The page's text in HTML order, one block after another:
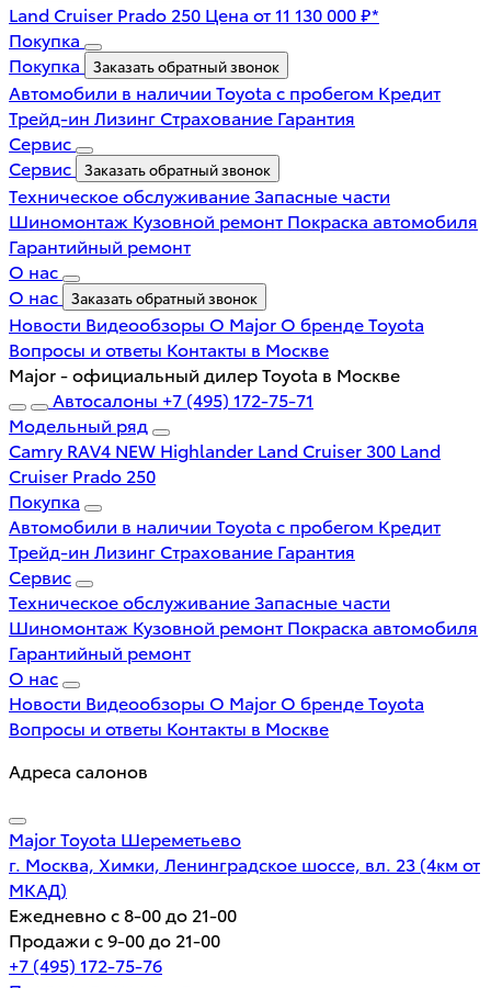
Land Cruiser Prado 250 Цена от 11 130 000 ₽*
Покупка
Покупка
Заказать обратный звонок
Автомобили в наличии Toyota с пробегом Кредит
Трейд-ин Лизинг Страхование Гарантия
Сервис
Сервис
Заказать обратный звонок
Техническое обслуживаниеЗапасные части
Шиномонтаж Кузовной ремонт Покраска автомобиля
Гарантийный ремонт
О нас
О нас
Заказать обратный звонок
Новости Видеообзоры О Major О бренде Toyota
Вопросы и ответы Контакты в Москве
Major - официальный дилер Toyota в Москве
Автосалоны +7 (495) 172-75-71
Модельный ряд
Camry RAV4 NEW Highlander Land Cruiser 300 Land
Cruiser Prado 250
Покупка
Автомобили в наличии Toyota с пробегом Кредит
Трейд-ин Лизинг Страхование Гарантия
Сервис
Техническое обслуживаниеЗапасные части
Шиномонтаж Кузовной ремонт Покраска автомобиля
Гарантийный ремонт
О нас
Новости Видеообзоры О Major О бренде Toyota
Вопросы и ответы Контакты в Москве
Адреса салонов
Major Toyota Шереметьево
г. Москва, Химки, Ленинградское шоссе, вл. 23 (4км от
МКАД)
Ежедневно с 8-00 до 21-00
Продажи с 9-00 до 21-00
+7 (495) 172-75-76